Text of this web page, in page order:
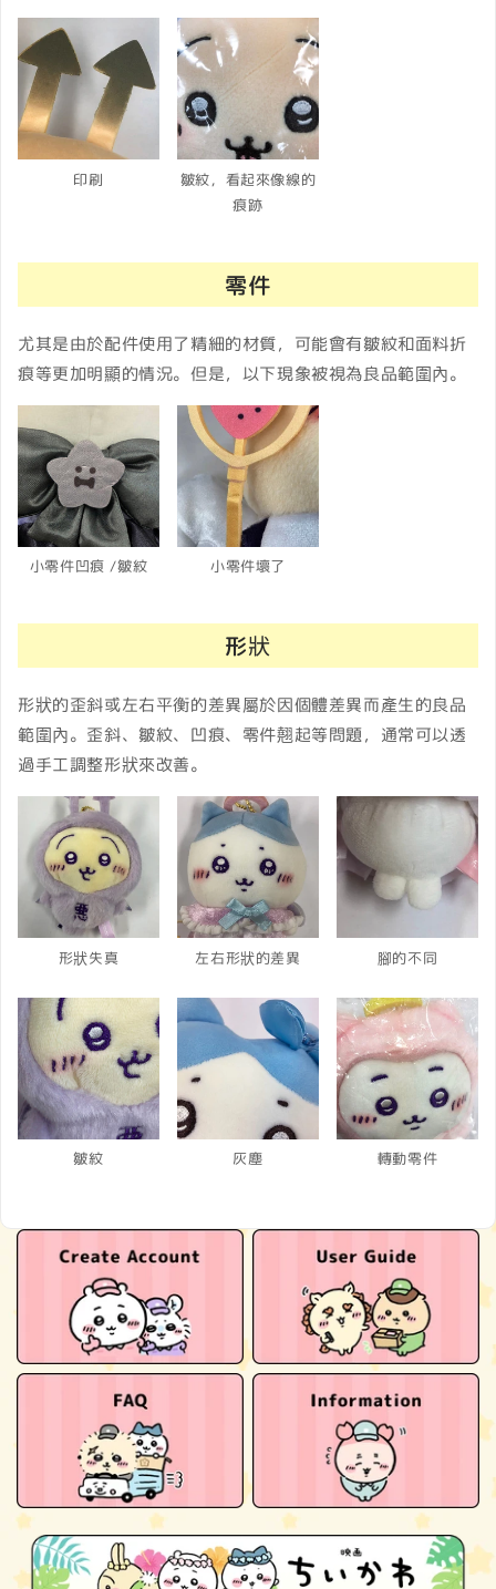
印刷
皺紋，看起來像線的
痕跡
零件
尤其是由於配件使用了精細的材質，可能會有皺紋和面料折
痕等更加明顯的情況。但是，以下現象被視為良品範圍內。
小零件凹痕 /皺紋 小零件壞了
形狀
形狀的歪斜或左右平衡的差異屬於因個體差異而產生的良品
範圍內。歪斜、皺紋、凹痕、零件翹起等問題，通常可以透
過手工調整形狀來改善。
形狀失真 左右形狀的差異 腳的不同
皺紋 灰塵 轉動零件